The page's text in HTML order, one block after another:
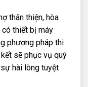
thân thiện, hòa
có thiết bị máy
phương pháp thi
sẽ phục vụ quý
hài lòng tuyệt